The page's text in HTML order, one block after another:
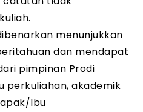
menunjukkan
dan mendapat
pimpinan Prodi
perkuliahan, akademik
Ibu